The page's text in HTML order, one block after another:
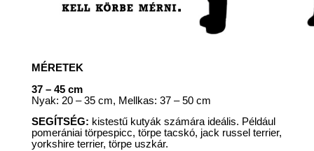
MÉRETEK
37 – 45 cm
Nyak: 20 – 35 cm, Mellkas: 37 – 50 cm
SEGÍTSÉG: kistestű kutyák számára ideális. Például
pomerániai törpespicc, törpe tacskó, jack russel terrier,
yorkshire terrier, törpe uszkár.